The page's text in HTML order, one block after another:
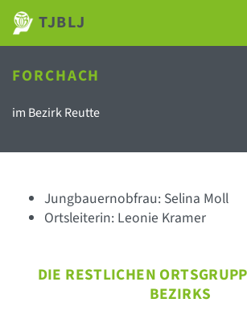
TJBLJ
FORCHACH
im Bezirk Reutte
Jungbauernobfrau: Selina Moll
Ortsleiterin: Leonie Kramer
DIE RESTLICHEN
BEZIRKS